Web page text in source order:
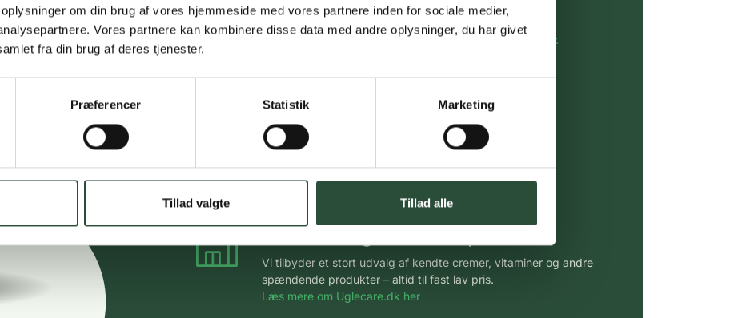
om din brug af vores hjemmeside med vores partnere inden for sociale medier,
Vores partnere kan kombinere disse data med andre oplysninger, du har givet
fra din brug af deres tjenester.
Præferencer Statistik Marketing
Tillad valgte Tillad alle
Personlig rådgivning
Få hjælp til din webordre på: kundeservice@uglecare.dk
Hurtigt leveringen via GLS, og DAO
Faste lave priser*
Stort udvalg af kendte produkter
Vi tilbyder et stort udvalg af kendte cremer, vitaminer og andre
spændende produkter – altid til fast lav pris.
Læs mere om Uglecare.dk her